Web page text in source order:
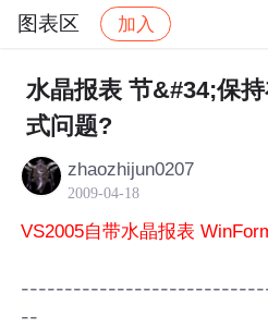
图表区 加入
社区 图表区 帖子详情
水晶报表 节&#34;保
式问题?
zhaozhijun0207
2009-04-18
VS2005自带水晶报表
--